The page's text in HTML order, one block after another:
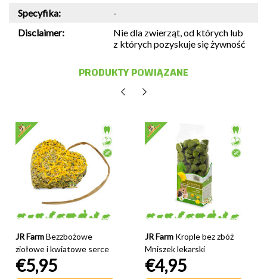
Specyfika:
-
Disclaimer:
Nie dla zwierząt, od których lub
z których pozyskuje się żywność
PRODUKTY POWIĄZANE
JR FarmBezzbożowe
ziołowe i kwiatowe serce
€5,95
JR Farm Krople bez zbóż
Mniszek lekarski
€4,95